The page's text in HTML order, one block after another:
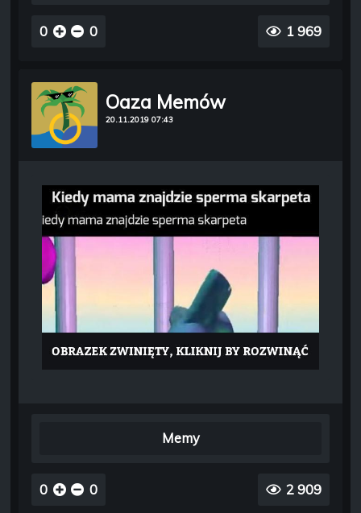
0 0 1 969
Oaza Memów
20.11.2019 07:43
Memy
0 0 2 909